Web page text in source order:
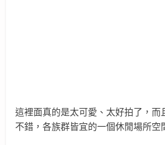
這裡面真的是太可愛、太好拍了，而
不錯，各族群皆宜的一個休閒場所空